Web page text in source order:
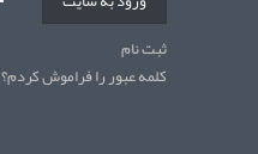
ثبت نام
کلمه عبور را فراموش کردم؟